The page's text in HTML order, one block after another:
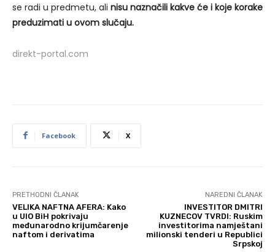
se radi u predmetu, ali nisu naznačili kakve će i koje korake
preduzimati u ovom slučaju.
direkt-portal.com
Facebook X
PRETHODNI ČLANAK
VELIKA NAFTNA AFERA: Kako
u UIO BiH pokrivaju
međunarodno krijumčarenje
naftom i derivatima
NAREDNI ČLANAK
INVESTITOR DMITRI
KUZNECOV TVRDI: Ruskim
investitorima namještani
milionski tenderi u Republici
Srpskoj